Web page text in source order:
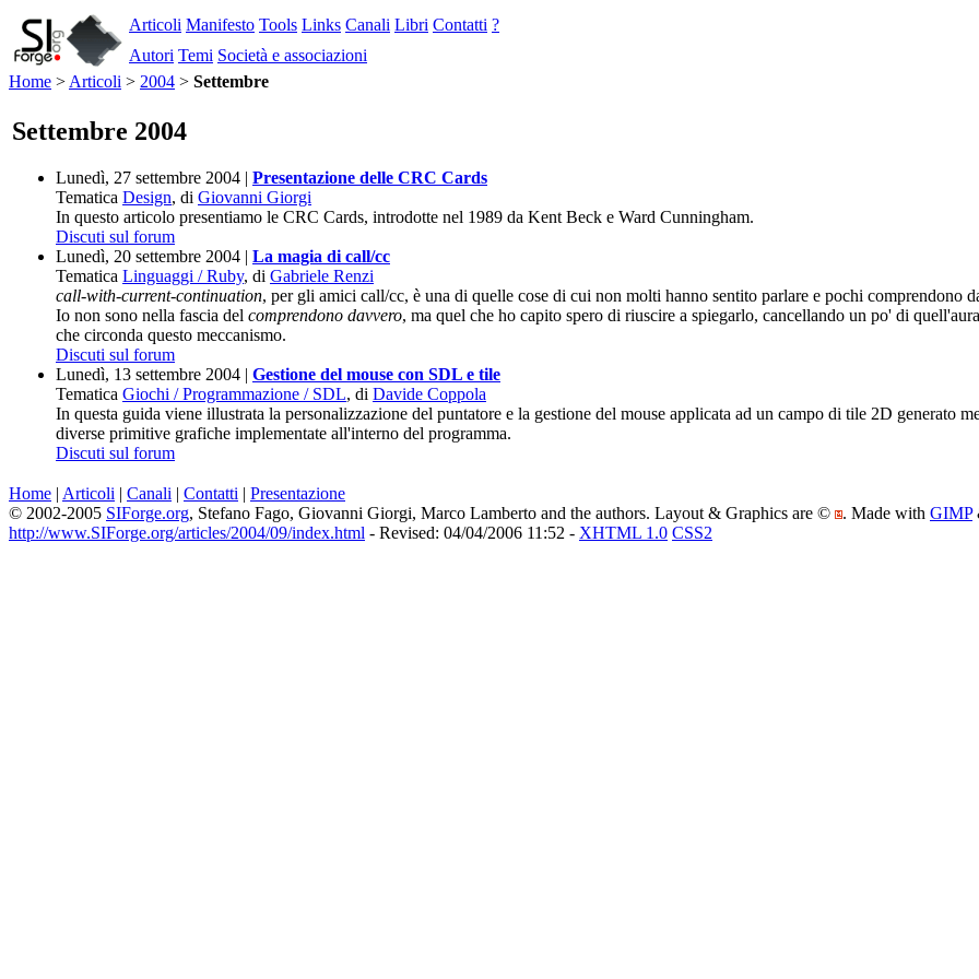
Articoli Manifesto Tools Links Canali Libri Contatti ?
Autori Temi Società e associazioni
Home > Articoli > 2004 > Settembre
Settembre 2004
Lunedì, 27 settembre 2004 | Presentazione delle CRC Cards
Tematica Design, di Giovanni Giorgi
In questo articolo presentiamo le CRC Cards, introdotte nel 1989 da Kent Beck e Ward Cunningham.
Discuti sul forum
Lunedì, 20 settembre 2004 | La magia di call/cc
Tematica Linguaggi / Ruby, di Gabriele Renzi
call-with-current-continuation, per gli amici call/cc, è una di quelle cose di cui non molti hanno sentito parlare e pochi comprendono
Io non sono nella fascia del comprendono davvero, ma quel che ho capito spero di riuscire a spiegarlo, cancellando un po' di
che circonda questo meccanismo.
Discuti sul forum
Lunedì, 13 settembre 2004 | Gestione del mouse con SDL e tile
Tematica Giochi / Programmazione / SDL, di Davide Coppola
In questa guida viene illustrata la personalizzazione del puntatore e la gestione del mouse applicata ad un campo di tile 2D generato
diverse primitive grafiche implementate all'interno del programma.
Discuti sul forum
Home | Articoli | Canali | Contatti | Presentazione
© 2002-2005 SIForge.org, Stefano Fago, Giovanni Giorgi, Marco Lamberto and the authors. Layout & Graphics are © . Made with GIMP
http://www.SIForge.org/articles/2004/09/index.html - Revised: 04/04/2006 11:52 - XHTML 1.0 CSS2